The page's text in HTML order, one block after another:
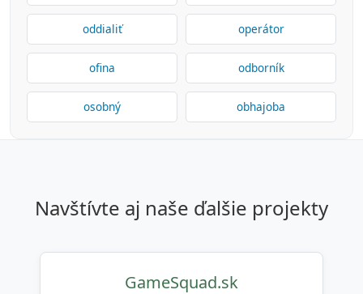
oddialiť operátor
ofina odborník
osobný obhajoba
navštívte aj naše ďalšie projekty
GameSquad.sk